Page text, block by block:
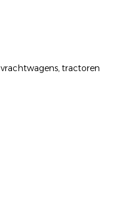
vrachtwagens tractoren